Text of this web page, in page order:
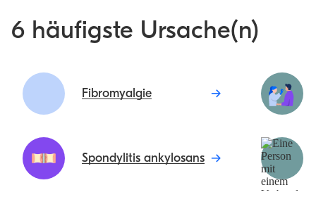
6 häufigste Ursache(n)
Fibromyalgie
Spondylitis ankylosans